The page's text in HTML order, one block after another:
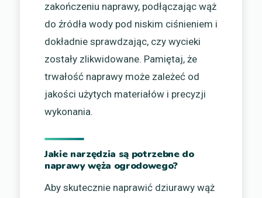
zakończeniu naprawy, podłączając wąż
do źródła wody pod niskim ciśnieniem i
dokładnie sprawdzając, czy wycieki
zostały zlikwidowane. Pamiętaj, że
trwałość naprawy może zależeć od
jakości użytych materiałów i precyzji
wykonania.
Jakie narzędzia są potrzebne do
naprawy węża ogrodowego?
Aby skutecznie naprawić dziurawy wąż